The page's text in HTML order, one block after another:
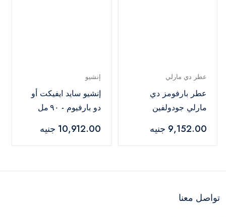
عطر دي مارلي
عطر بارفومز دي
مارلي جودولفين
9,152.00 جنيه
إنشيو
إنشيو سايد ايفيكت أو
دو بارفيوم - ٩٠ مل
10,912.00 جنيه
تواصل معنا